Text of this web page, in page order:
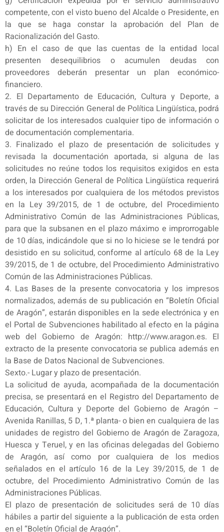
competente, con el visto bueno del Alcalde o Presidente, en
la que se haga constar la aprobación del Plan de
Racionalización del Gasto.
h) En el caso de que las cuentas de la entidad local
presenten desequilibrios o acumulen deudas con
proveedores deberán presentar un plan económico-
financiero.
2. El Departamento de Educación, Cultura y Deporte, a
través de su Dirección General de Política Lingüística, podrá
solicitar de los interesados cualquier tipo de información o
de documentación complementaria.
3. Finalizado el plazo de presentación de solicitudes y
revisada la documentación aportada, si alguna de las
solicitudes no reúne todos los requisitos exigidos en esta
orden, la Dirección General de Política Lingüística requerirá
a los interesados por cualquiera de los métodos previstos
en la Ley 39/2015, de 1 de octubre, del Procedimiento
Administrativo Común de las Administraciones Públicas,
para que la subsanen en el plazo máximo e improrrogable
de 10 días, indicándole que si no lo hiciese se le tendrá por
desistido en su solicitud, conforme al artículo 68 de la Ley
39/2015, de 1 de octubre, del Procedimiento Administrativo
Común de las Administraciones Públicas.
4. Las Bases de la presente convocatoria y los impresos
normalizados, además de su publicación en “Boletín Oficial
de Aragón”, estarán disponibles en la sede electrónica y en
el Portal de Subvenciones habilitado al efecto en la página
web del Gobierno de Aragón: http://www.aragon.es. El
extracto de la presente convocatoria se publica además en
la Base de Datos Nacional de Subvenciones.
Sexto.- Lugar y plazo de presentación.
La solicitud de ayuda, acompañada de la documentación
precisa, se presentará en el Registro del Departamento de
Educación, Cultura y Deporte del Gobierno de Aragón –
Avenida Ranillas, 5 D, 1.ª planta- o bien en cualquiera de las
unidades de registro del Gobierno de Aragón de Zaragoza,
Huesca y Teruel, y en las oficinas delegadas del Gobierno
de Aragón, así como por cualquiera de los medios
señalados en el artículo 16 de la Ley 39/2015, de 1 de
octubre, del Procedimiento Administrativo Común de las
Administraciones Públicas.
El plazo de presentación de solicitudes será de 10 días
hábiles a partir del siguiente a la publicación de esta orden
en el “Boletín Oficial de Aragón”.